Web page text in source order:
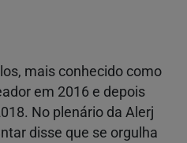
mais conhecido como
em 2016 e depois
No plenário da Alerj
disse que se orgulha